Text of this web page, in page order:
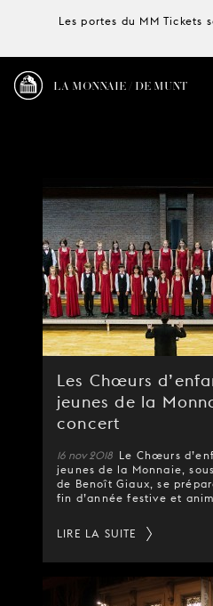
Les portes du MM
LA MONNAIE / DE MUNT
Les Chœurs
jeunes de la
concert
16 nov 2018 Le Chœurs
jeunes de la Monnaie,
de Benoît Giaux, se
fin d’année festive et
LIRE LA SUITE